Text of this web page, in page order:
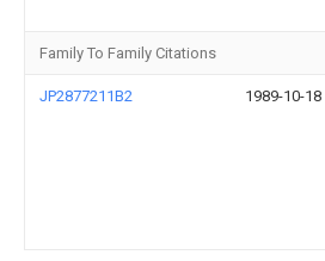
Family To Family Citations
JP2877211B2 1989-10-18